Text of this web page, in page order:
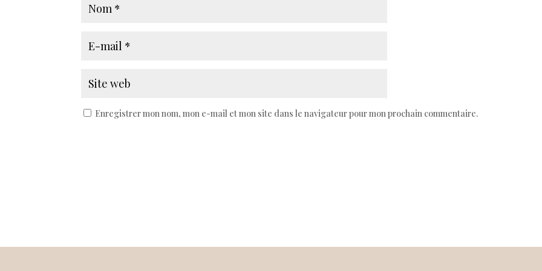
Enregistrer mon nom, mon e-mail et mon site dans le navigateur pour mon prochain commentaire.